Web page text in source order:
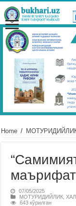
Home /
07/05/2025
МОТУРИДИЙЛИК ,
643 кўрилган